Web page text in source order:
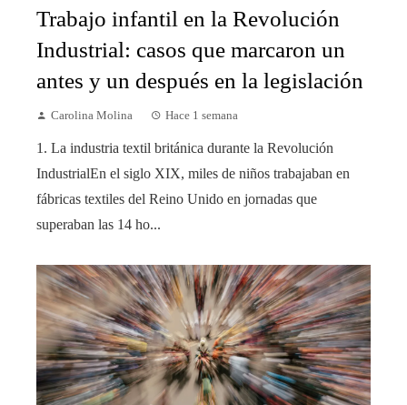
Trabajo infantil en la Revolución
Industrial: casos que marcaron un
antes y un después en la legislación
Carolina Molina Hace 1 semana
1. La industria textil británica durante la Revolución
IndustrialEn el siglo XIX, miles de niños trabajaban en
fábricas textiles del Reino Unido en jornadas que
superaban las 14 ho...